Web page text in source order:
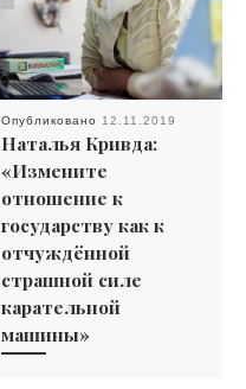
Опубликовано 12.11.2019
Наталья Кривда:
«Измените
отношение к
государству как к
отчуждённой
страшной силе
карательной
машины»